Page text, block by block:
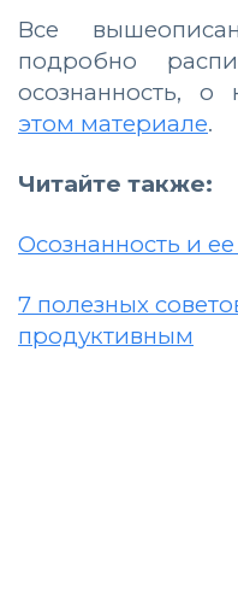
Все
подробно
осознанность,
этом материале.
Читайте также:
Осознанность и
7 полезных
продуктивным